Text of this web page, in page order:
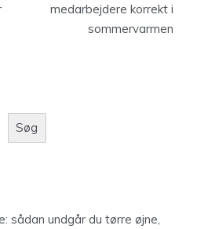
medarbejdere korrekt i
sommervarmen
Søg
sådan undgår du tørre øjne,